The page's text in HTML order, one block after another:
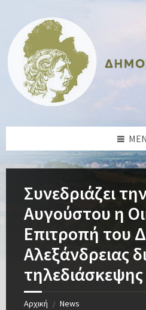
content
sidebar
sidebar
footer
Συνεδριάζει
Αυγούστου η
Επιτροπή του
Αλεξάνδρειας
τηλεδιάσκεψης
Αρχική / News